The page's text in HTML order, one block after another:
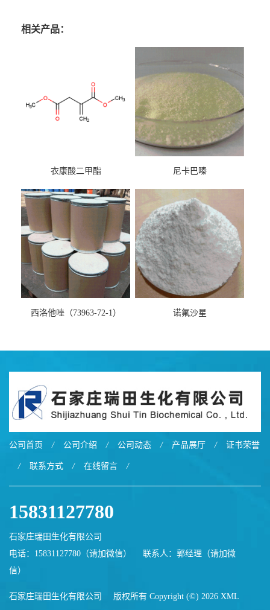
相关产品：
衣康酸二甲酯 尼卡巴嗪
西洛他唑（73963-72-1） 诺氟沙星
公司首页 / 公司介绍 / 公司动态 / 产品展厅 / 证书荣誉
/ 联系方式 / 在线留言 /
15831127780
石家庄瑞田生化有限公司
电话：15831127780（请加微信）
联系人：郭经理（请加微
信）
石家庄瑞田生化有限公司 版权所有 Copyright (©) 2026 XML